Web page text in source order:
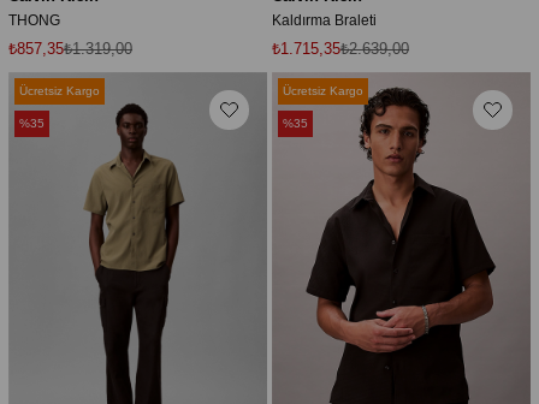
THONG
₺857,35₺1.319,00
Kaldırma Braleti
₺1.715,35₺2.639,00
Ücretsiz Kargo
%35
Ücretsiz Kargo
%35